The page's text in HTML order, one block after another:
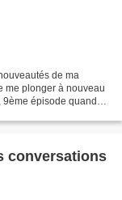
de ma
me plonger à nouveau
épisode quand
conversations